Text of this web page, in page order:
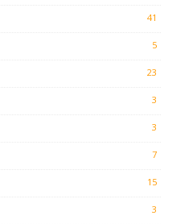
41
5
23
3
3
7
15
3